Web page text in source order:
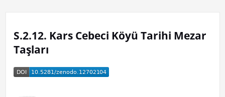
S.2.12. Kars Cebeci Köyü Tarihi Mezar
Taşları